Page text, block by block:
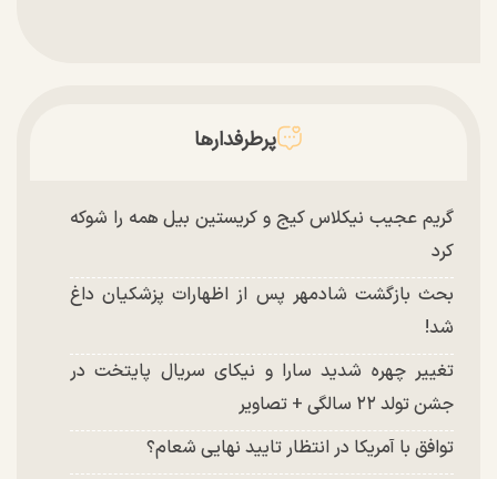
پرطرفدارها
گریم عجیب نیکلاس کیج و کریستین بیل همه را شوکه
کرد
بحث بازگشت شادمهر پس از اظهارات پزشکیان داغ
شد!
تغییر چهره شدید سارا و نیکای سریال پایتخت در
جشن تولد ۲۲ سالگی + تصاویر
توافق با آمریکا در انتظار تایید نهایی شعام؟